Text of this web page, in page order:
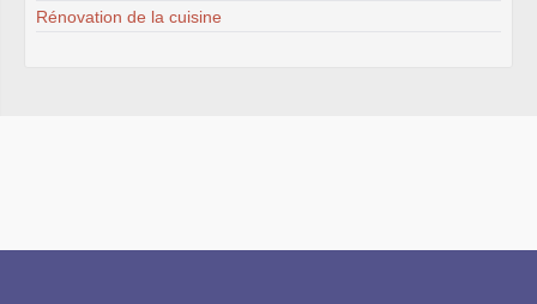
Rénovation de la cuisine